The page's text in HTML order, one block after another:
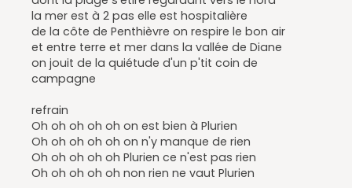
la mer est à 2 pas elle est hospitalière
de la côte de Penthièvre on respire le bon air
et entre terre et mer dans la vallée de Diane
on jouit de la quiétude d'un p'tit coin de
campagne
refrain
Oh oh oh oh oh on est bien à Plurien
Oh oh oh oh oh on n'y manque de rien
Oh oh oh oh oh Plurien ce n'est pas rien
Oh oh oh oh oh non rien ne vaut Plurien